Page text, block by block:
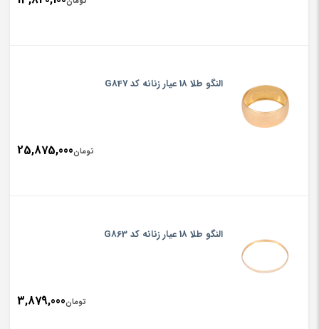
النگو طلا 18 عیار زنانه کد G847
تومان25,875,000
النگو طلا 18 عیار زنانه کد G863
تومان3,879,000